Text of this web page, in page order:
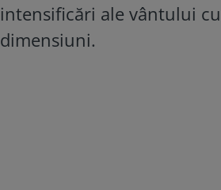
intensificări ale vântului
dimensiuni.